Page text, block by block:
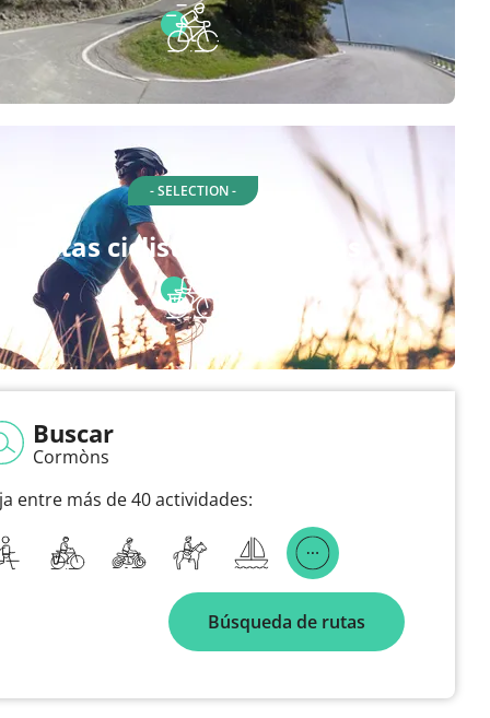
- SELECTION -
Rutas ciclista en Cormòns
Buscar
Cormòns
entre más de 40 actividades:
Búsqueda de rutas